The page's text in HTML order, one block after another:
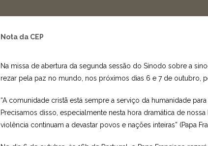
Nota da CEP
Na missa de abertura da segunda sessão do Sínodo sobre a
rezar pela paz no mundo, nos próximos dias 6 e 7 de outubro,
“A comunidade cristã está sempre a serviço da humanidade
Precisamos disso, especialmente nesta hora dramática de
violência continuam a devastar povos e nações inteiras” (Papa